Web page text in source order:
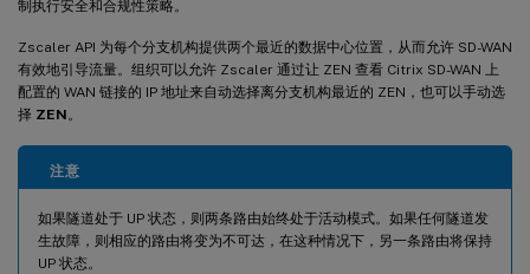
制执行安全和合规性策略。
Zscaler API 为每个分支机构提供两个最近的数据中心位置，从而允许 SD-WAN
有效地引导流量。组织可以允许 Zscaler 通过让 ZEN 查看 Citrix SD-WAN 上
配置的 WAN 链接的 IP 地址来自动选择离分支机构最近的 ZEN，也可以手动选
择 ZEN 。
注意
如果隧道处于 UP 状态，则两条路由始终处于活动模式。如果任何隧道发
生故障，则相应的路由将变为不可达，在这种情况下，另一条路由将保持
UP 状态。